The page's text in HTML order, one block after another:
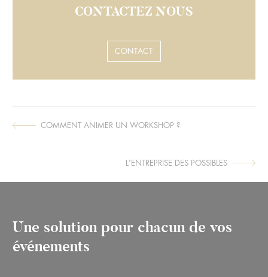
CONTACTEZ NOUS
CONTACT
ARTICLE COMMENT ANIMER UN WORKSHOP ?
ARTICLE
L'ENTREPRISE DES POSSIBLES
Une solution pour chacun de vos
événements